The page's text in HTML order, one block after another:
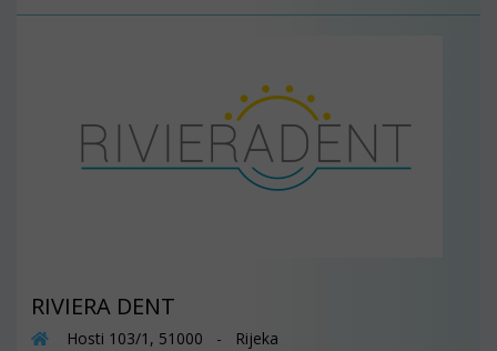
RIVIERA DENT
Hosti 103/1, 51000 - Rijeka